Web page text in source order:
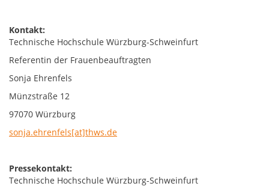
Kontakt:
Technische Hochschule Würzburg-Schweinfurt
Referentin der Frauenbeauftragten
Sonja Ehrenfels
Münzstraße 12
97070 Würzburg
sonja.ehrenfels[at]thws.de
Pressekontakt:
Technische Hochschule Würzburg-Schweinfurt